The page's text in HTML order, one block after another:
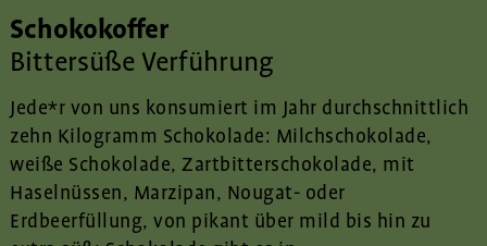
Schokokoffer
Bittersüße Verführung
Jede*r von uns konsumiert im Jahr durchschnittlich
zehn Kilogramm Schokolade: Milchschokolade,
weiße Schokolade, Zartbitterschokolade, mit
Haselnüssen, Marzipan, Nougat- oder
Erdbeerfüllung, von pikant über mild bis hin zu